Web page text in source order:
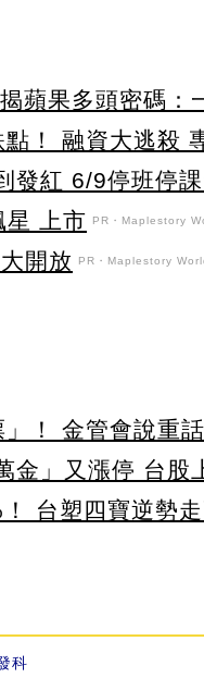
蘋果多頭密碼：
！ 融資大逃殺
發紅 6/9停班停
上市
PR・Maplestory
開放 PR・Maplestory
！ 金管會說重
金」又漲停 台股
台塑四寶逆勢
科